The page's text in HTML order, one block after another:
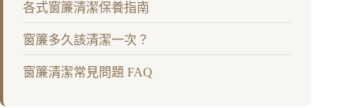
各式窗簾清潔保養指南
窗簾多久該清潔一次？
窗簾清潔常見問題 FAQ